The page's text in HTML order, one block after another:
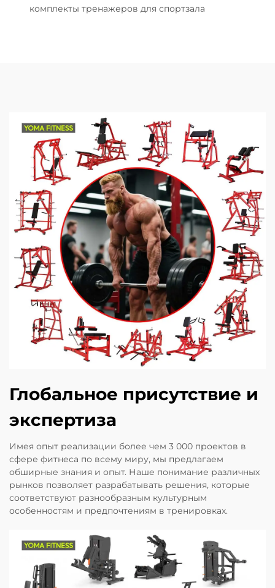
комплекты тренажеров для спортзала
Глобальное присутствие и
экспертиза
Имея опыт реализации более чем 3 000 проектов в
сфере фитнеса по всему миру, мы предлагаем
обширные знания и опыт. Наше понимание различных
рынков позволяет разрабатывать решения, которые
соответствуют разнообразным культурным
особенностям и предпочтениям в тренировках.